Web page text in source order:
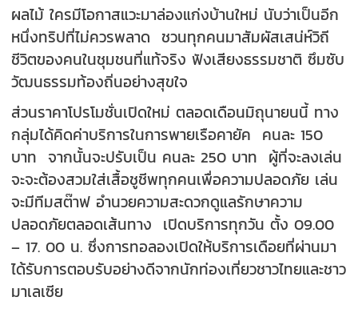
ผลไม้ ใครมีโอกาสแวะมาล่องแก่งบ้านใหม่ นับว่าเป็นอีก
หนึ่งทริปที่ไม่ควรพลาด ชวนทุกคนมาสัมผัสเสน่ห์วิถี
ชีวิตของคนในชุมชนที่แท้จริง ฟังเสียงธรรมชาติ ซึมซับ
วัฒนธรรมท้องถิ่นอย่างสุขใจ
ส่วนราคาโปรโมชั่นเปิดใหม่ ตลอดเดือนมิถุนายนนี้ ทาง
กลุ่มได้คิดค่าบริการในการพายเรือคายัค คนละ 150
บาท จากนั้นจะปรับเป็น คนละ 250 บาท ผู้ที่จะลงเล่น
จะจะต้องสวมใส่เสื้อชูชีพทุกคนเพื่อความปลอดภัย เล่น
จะมีทีมสต๊าฟ อำนวยความสะดวกดูแลรักษาความ
ปลอดภัยตลอดเส้นทาง เปิดบริการทุกวัน ตั้ง 09.00
– 17. 00 น. ซึ่งการทอลองเปิดให้บริการเดือยที่ผ่านมา
ได้รับการตอบรับอย่างดีจากนักท่องเที่ยวชาวไทยและชาว
มาเลเซีย